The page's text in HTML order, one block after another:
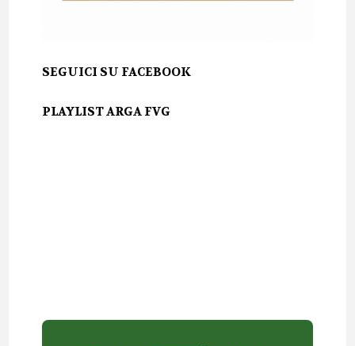
SEGUICI SU FACEBOOK
PLAYLIST ARGA FVG